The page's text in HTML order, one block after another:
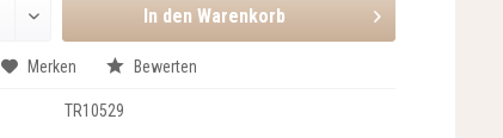
In den Warenkorb
Merken Bewerten
TR10529